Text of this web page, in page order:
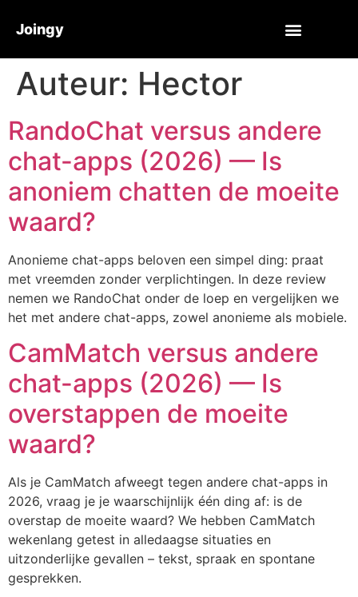
Joingy
Auteur: Hector
RandoChat versus andere
chat-apps (2026) — Is
anoniem chatten de moeite
waard?
Anonieme chat-apps beloven een simpel ding: praat
met vreemden zonder verplichtingen. In deze review
nemen we RandoChat onder de loep en vergelijken we
het met andere chat-apps, zowel anonieme als mobiele.
CamMatch versus andere
chat-apps (2026) — Is
overstappen de moeite
waard?
Als je CamMatch afweegt tegen andere chat-apps in
2026, vraag je je waarschijnlijk één ding af: is de
overstap de moeite waard? We hebben CamMatch
wekenlang getest in alledaagse situaties en
uitzonderlijke gevallen – tekst, spraak en spontane
gesprekken.